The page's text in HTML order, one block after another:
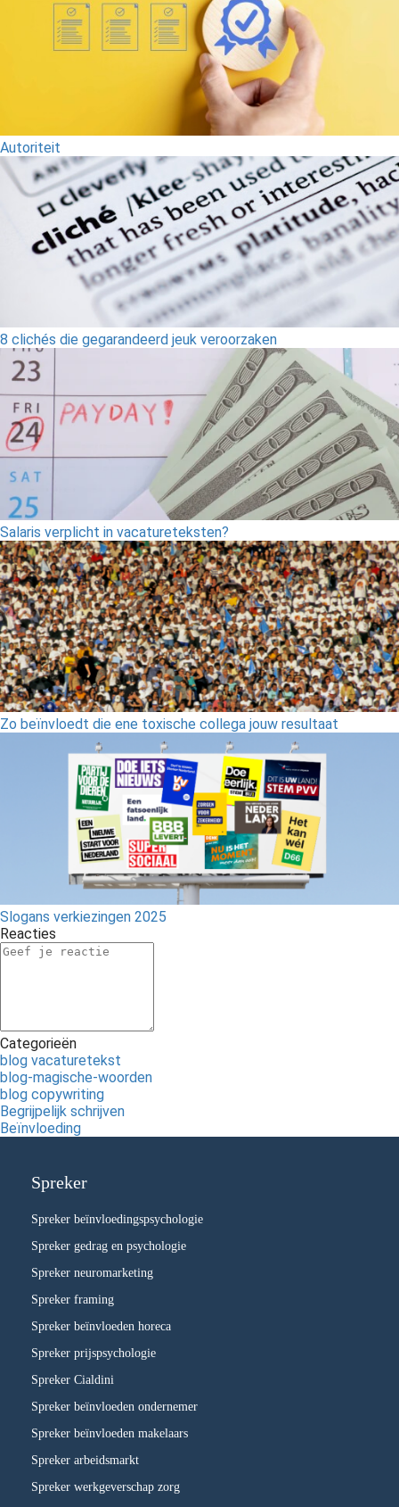
Autoriteit
8 clichés die gegarandeerd jeuk veroorzaken
Salaris verplicht in vacatureteksten?
Zo beïnvloedt die ene toxische collega jouw resultaat
Slogans verkiezingen 2025
Reacties
Categorieën
blog vacaturetekst
blog-magische-woorden
blog copywriting
Begrijpelijk schrijven
Beïnvloeding
Spreker
Spreker beïnvloedingspsychologie
Spreker gedrag en psychologie
Spreker neuromarketing
Spreker framing
Spreker beïnvloeden horeca
Spreker prijspsychologie
Spreker Cialdini
Spreker beïnvloeden ondernemer
Spreker beïnvloeden makelaars
Spreker arbeidsmarkt
Spreker werkgeverschap zorg